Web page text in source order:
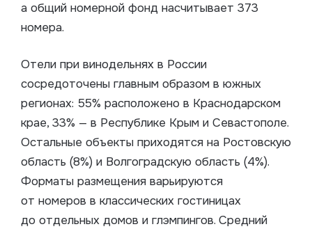
а общий номерной фонд насчитывает 373
номера.
Отели при винодельнях в России
сосредоточены главным образом в южных
регионах: 55% расположено в Краснодарском
крае, 33% — в Республике Крым и Севастополе.
Остальные объекты приходятся на Ростовскую
область (8%) и Волгоградскую область (4%).
Форматы размещения варьируются
от номеров в классических гостиницах
до отдельных домов и глэмпингов. Средний